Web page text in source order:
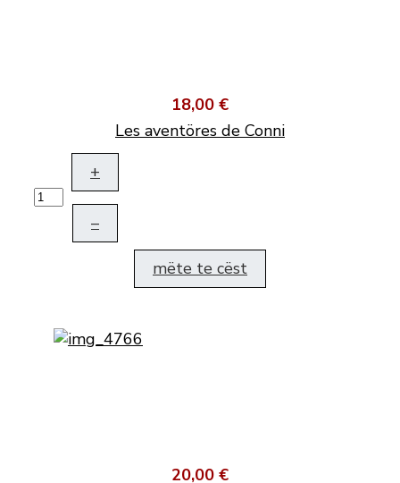
18,00 €
Les aventöres de Conni
+
–
mëte te cëst
20,00 €